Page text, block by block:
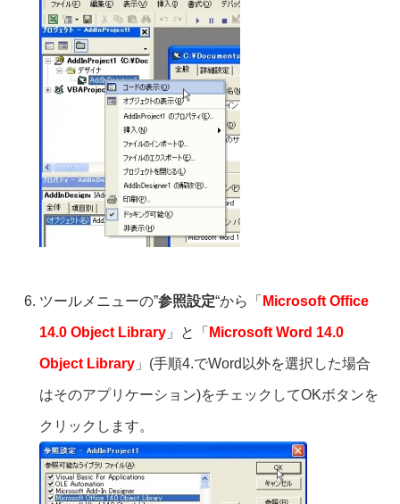
ツールメニューの”参照設定“から「 Microsoft Office
14.0 Object Library 」と「 Microsoft Word 14.0
Object Library 」(手順4.でWord以外を選択した場合
はそのアプリケーション)をチェックしてOKボタンを
クリックします。